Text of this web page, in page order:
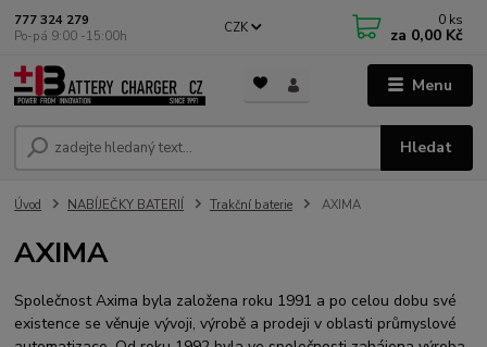
Menu
CZK
Hledat
777 324 279
Po-pá 9:00 -15:00h
0 ks
za 0,00 Kč
Úvod NABÍJEČKY BATERIÍ Trakční baterie AXIMA
AXIMA
Společnost Axima byla založena roku 1991 a po celou dobu své
existence se věnuje vývoji, výrobě a prodeji v oblasti průmyslové